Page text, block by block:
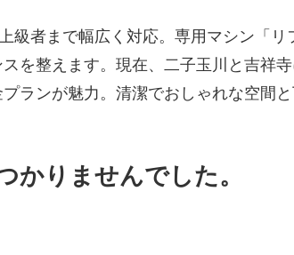
級者まで幅広く対応。専用マシン「リ
を整えます。現在、二子玉川と吉祥
ランが魅力。清潔でおしゃれな空間
かりませんでした。